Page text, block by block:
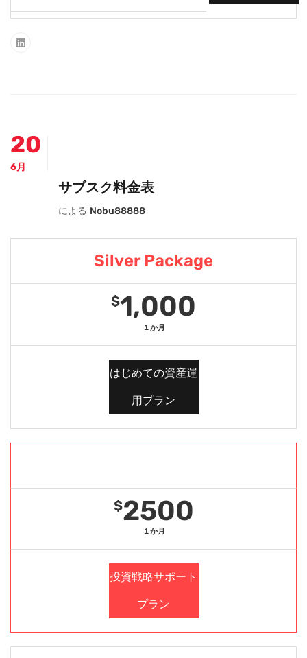
20
6月
サブスク料金表
による Nobu88888
Silver Package
$1,000
１か月
はじめての資産運
用プラン
$2500
１か月
投資戦略サポート
プラン